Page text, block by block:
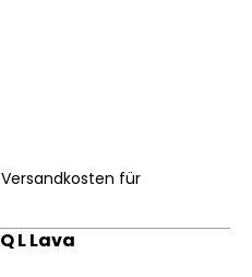
Versandkosten für
L Lava